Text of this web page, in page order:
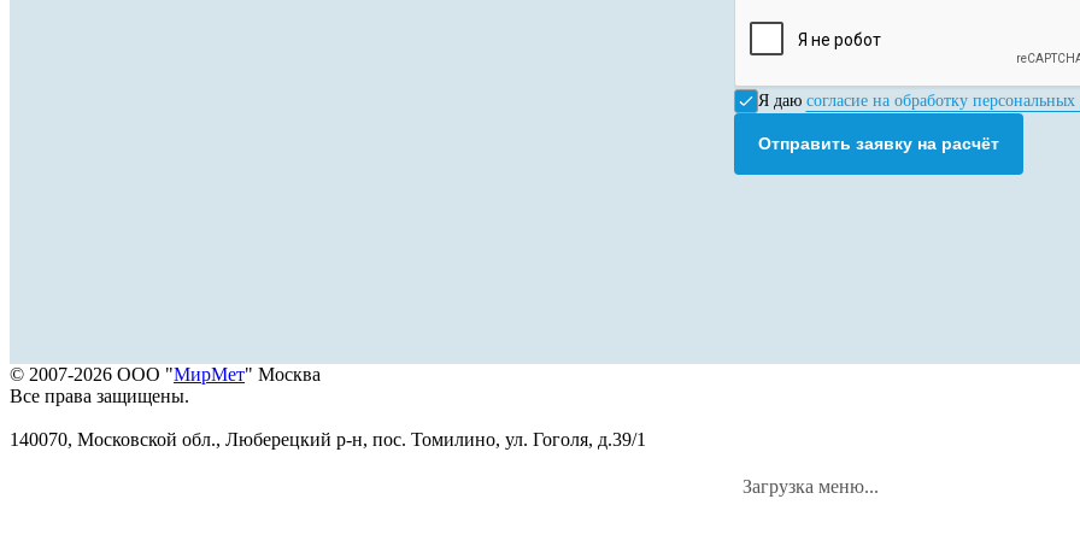
Я даю согласие на обработку
Отправить заявку на расчёт
© 2007-2026 ООО "МирМет" Москва
Все права защищены.
140070, Московской обл., Люберецкий р-н, пос. Томилино, ул. Гоголя, д.39/1
Загрузка меню...